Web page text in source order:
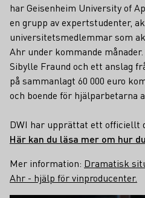
har Geisenheim University of
en grupp av expertstudenter,
universitetsmedlemmar som
Ahr under kommande
Sibylle Fraund och ett anslag
på sammanlagt 60 000 euro
och boende för hjälparbetarna
DWI har upprättat ett officiellt
Här kan du läsa mer om hur
Mer information: Dramatisk
Ahr - hjälp för vinproducenter.